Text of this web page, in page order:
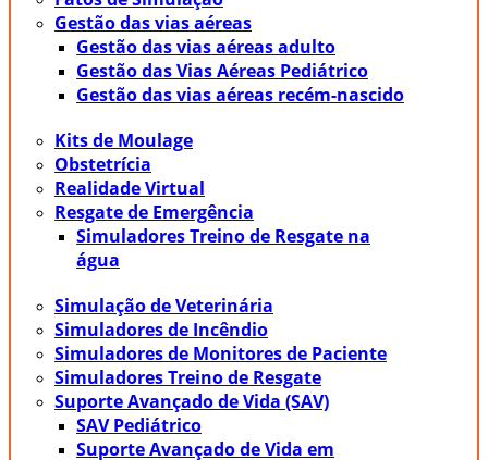
Gestão das vias aéreas
Gestão das vias aéreas adulto
Gestão das Vias Aéreas Pediátrico
Gestão das vias aéreas recém-nascido
Kits de Moulage
Obstetrícia
Realidade Virtual
Resgate de Emergência
Simuladores Treino de Resgate na
água
Simulação de Veterinária
Simuladores de Incêndio
Simuladores de Monitores de Paciente
Simuladores Treino de Resgate
Suporte Avançado de Vida (SAV)
SAV Pediátrico
Suporte Avançado de Vida em